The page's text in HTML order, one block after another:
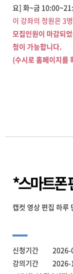
요] 화~금
이 강좌의 정원은 3
모집인원이 마감되
청이 가능합니다.
(수시로 홈페이지를
*스마트폰
캡컷 영상 편집 하루
신청기간 2026-
강의기간 2026-